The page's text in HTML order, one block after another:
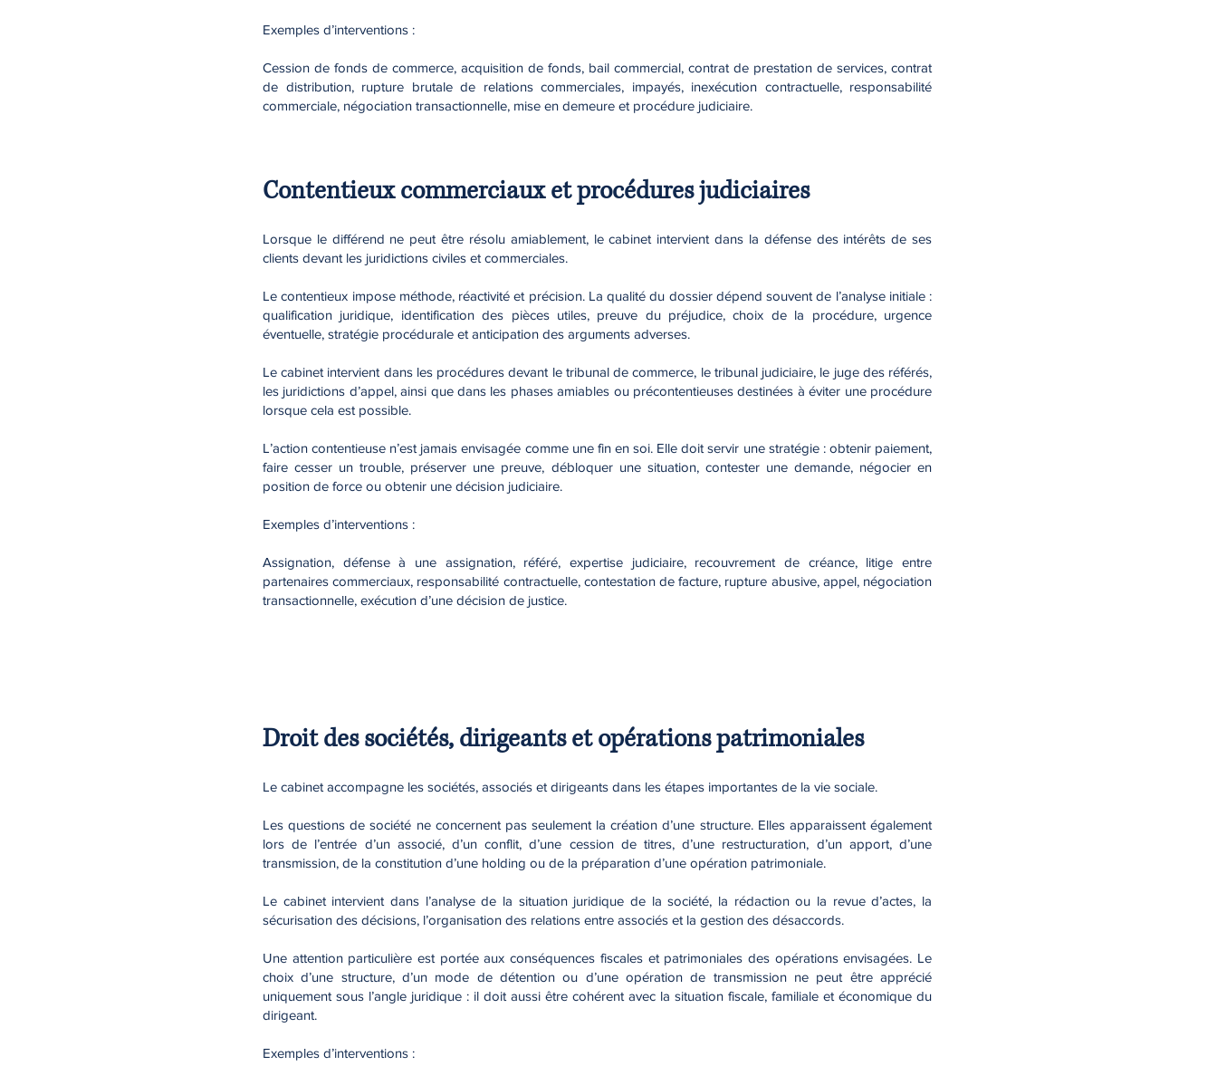
Exemples d’interventions :
Cession de fonds de commerce, acquisition de fonds, bail commercial, contrat de prestation de services, contrat
de distribution, rupture brutale de relations commerciales, impayés, inexécution contractuelle, responsabilité
commerciale, négociation transactionnelle, mise en demeure et procédure judiciaire.
Contentieux commerciaux et procédures judiciaires
Lorsque le différend ne peut être résolu amiablement, le cabinet intervient dans la défense des intérêts de ses
clients devant les juridictions civiles et commerciales.
Le contentieux impose méthode, réactivité et précision. La qualité du dossier dépend souvent de l’analyse initiale :
qualification juridique, identification des pièces utiles, preuve du préjudice, choix de la procédure, urgence
éventuelle, stratégie procédurale et anticipation des arguments adverses.
Le cabinet intervient dans les procédures devant le tribunal de commerce, le tribunal judiciaire, le juge des référés,
les juridictions d’appel, ainsi que dans les phases amiables ou précontentieuses destinées à éviter une procédure
lorsque cela est possible.
L’action contentieuse n’est jamais envisagée comme une fin en soi. Elle doit servir une stratégie : obtenir paiement,
faire cesser un trouble, préserver une preuve, débloquer une situation, contester une demande, négocier en
position de force ou obtenir une décision judiciaire.
Exemples d’interventions :
Assignation, défense à une assignation, référé, expertise judiciaire, recouvrement de créance, litige entre
partenaires commerciaux, responsabilité contractuelle, contestation de facture, rupture abusive, appel, négociation
transactionnelle, exécution d’une décision de justice.
Droit des sociétés, dirigeants et opérations patrimoniales
Le cabinet accompagne les sociétés, associés et dirigeants dans les étapes importantes de la vie sociale.
Les questions de société ne concernent pas seulement la création d’une structure. Elles apparaissent également
lors de l’entrée d’un associé, d’un conflit, d’une cession de titres, d’une restructuration, d’un apport, d’une
transmission, de la constitution d’une holding ou de la préparation d’une opération patrimoniale.
Le cabinet intervient dans l’analyse de la situation juridique de la société, la rédaction ou la revue d’actes, la
sécurisation des décisions, l’organisation des relations entre associés et la gestion des désaccords.
Une attention particulière est portée aux conséquences fiscales et patrimoniales des opérations envisagées. Le
choix d’une structure, d’un mode de détention ou d’une opération de transmission ne peut être apprécié
uniquement sous l’angle juridique : il doit aussi être cohérent avec la situation fiscale, familiale et économique du
dirigeant.
Exemples d’interventions :